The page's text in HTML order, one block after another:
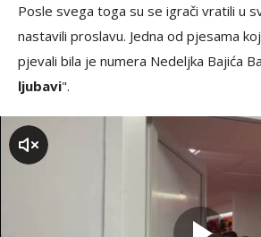
Posle svega toga su se igrači vratili u
nastavili proslavu. Jedna od pjesama
pjevali bila je numera Nedeljka Bajića
ljubavi".